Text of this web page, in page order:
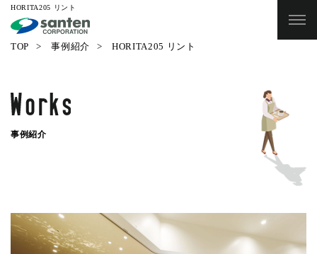
HORITA205 リント
TOP 事例紹介 HORITA205 リント
事例紹介